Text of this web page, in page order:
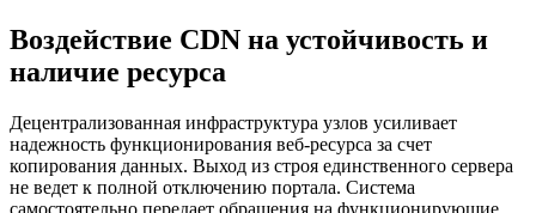
Воздействие CDN на устойчивость и
наличие ресурса
Децентрализованная инфраструктура узлов усиливает
надежность функционирования веб-ресурса за счет
копирования данных. Выход из строя единственного сервера
не ведет к полной отключению портала. Система
самостоятельно передает обращения на функционирующие